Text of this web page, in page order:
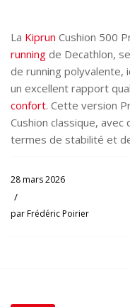
La Kiprun Cushion 500
running de Decathlon,
de running polyvalente,
un excellent rapport
confort. Cette version
Cushion classique,
termes de stabilité et
28 mars 2026
/
parFrédéric Poirier